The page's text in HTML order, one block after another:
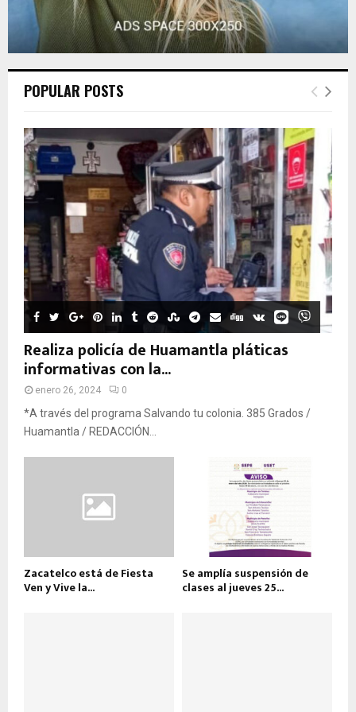
POPULAR POSTS
Realiza policía de Huamantla pláticas
informativas con la...
enero 26, 2024 0
*A través del programa Salvando tu colonia. 385 Grados /
Huamantla / REDACCIÓN...
Zacatelco está de Fiesta
Ven y Vive la...
Se amplía suspensión de
clases al jueves 25...